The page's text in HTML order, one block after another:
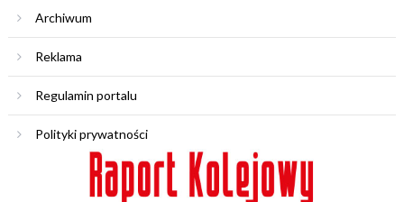
Archiwum
Reklama
Regulamin portalu
Polityki prywatności